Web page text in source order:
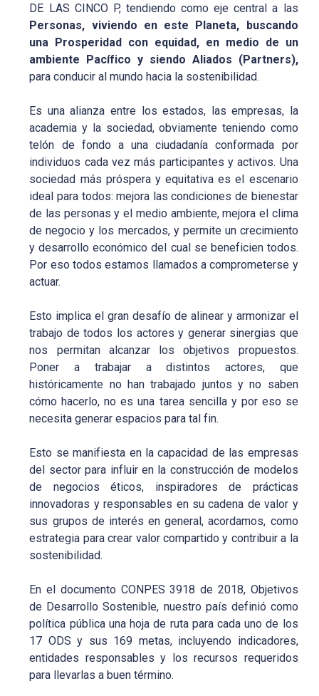
DE LAS CINCO P, tendiendo como eje central a las
Personas, viviendo en este Planeta, buscando
una Prosperidad con equidad, en medio de un
ambiente Pacífico y siendo Aliados (Partners),
para conducir al mundo hacia la sostenibilidad.
Es una alianza entre los estados, las empresas, la
academia y la sociedad, obviamente teniendo como
telón de fondo a una ciudadanía conformada por
individuos cada vez más participantes y activos. Una
sociedad más próspera y equitativa es el escenario
ideal para todos: mejora las condiciones de bienestar
de las personas y el medio ambiente, mejora el clima
de negocio y los mercados, y permite un crecimiento
y desarrollo económico del cual se beneficien todos.
Por eso todos estamos llamados a comprometerse y
actuar.
Esto implica el gran desafío de alinear y armonizar el
trabajo de todos los actores y generar sinergias que
nos permitan alcanzar los objetivos propuestos.
Poner a trabajar a distintos actores, que
históricamente no han trabajado juntos y no saben
cómo hacerlo, no es una tarea sencilla y por eso se
necesita generar espacios para tal fin.
Esto se manifiesta en la capacidad de las empresas
del sector para influir en la construcción de modelos
de negocios éticos, inspiradores de prácticas
innovadoras y responsables en su cadena de valor y
sus grupos de interés en general, acordamos, como
estrategia para crear valor compartido y contribuir a la
sostenibilidad.
En el documento CONPES 3918 de 2018, Objetivos
de Desarrollo Sostenible, nuestro país definió como
política pública una hoja de ruta para cada uno de los
17 ODS y sus 169 metas, incluyendo indicadores,
entidades responsables y los recursos requeridos
para llevarlas a buen término.